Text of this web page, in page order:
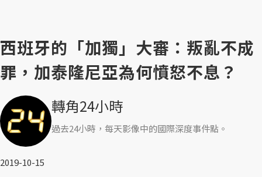
西班牙的「加獨」大審：叛亂不成
罪，加泰隆尼亞為何憤怒不息？
轉角24小時
過去24小時，每天影像中的國際深度事件點。
2019-10-15